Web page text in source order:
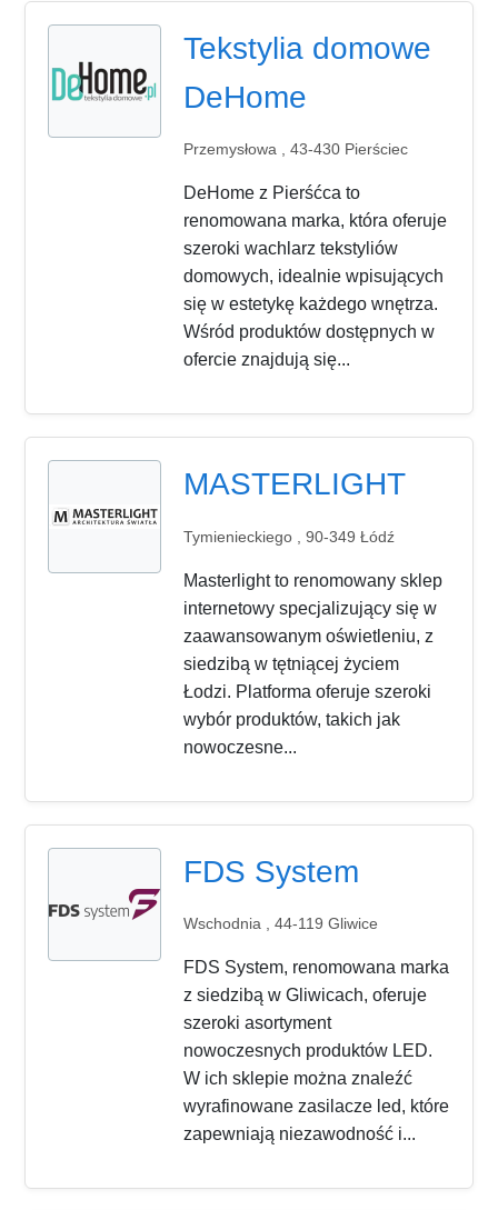
Tekstylia domowe
DeHome
Przemysłowa , 43-430 Pierściec
DeHome z Pierśćca to
renomowana marka, która oferuje
szeroki wachlarz tekstyliów
domowych, idealnie wpisujących
się w estetykę każdego wnętrza.
Wśród produktów dostępnych w
ofercie znajdują się...
MASTERLIGHT
Tymienieckiego , 90-349 Łódź
Masterlight to renomowany sklep
internetowy specjalizujący się w
zaawansowanym oświetleniu, z
siedzibą w tętniącej życiem
Łodzi. Platforma oferuje szeroki
wybór produktów, takich jak
nowoczesne...
FDS System
Wschodnia , 44-119 Gliwice
FDS System, renomowana marka
z siedzibą w Gliwicach, oferuje
szeroki asortyment
nowoczesnych produktów LED.
W ich sklepie można znaleźć
wyrafinowane zasilacze led, które
zapewniają niezawodność i...